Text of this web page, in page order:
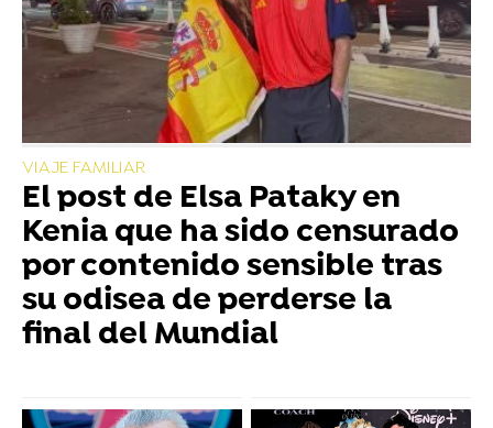
VIAJE FAMILIAR
El post de Elsa Pataky en
Kenia que ha sido censurado
por contenido sensible tras
su odisea de perderse la
final del Mundial